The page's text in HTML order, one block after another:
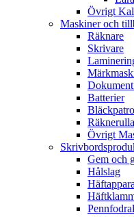
Övrigt
Maskiner och
Räknare
Skrivare
Batterier
Övrigt
Gem och
Hålslag
Pennfodral